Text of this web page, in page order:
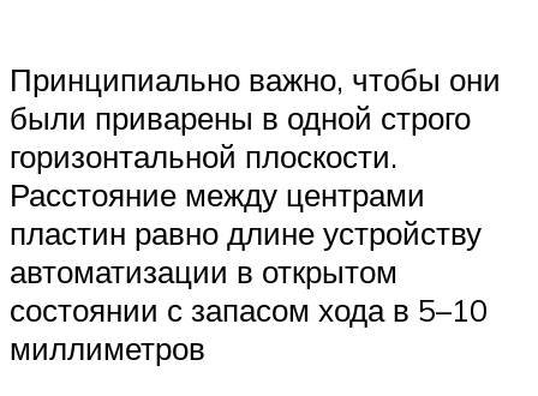
Принципиально важно, чтобы они
были приварены в одной строго
горизонтальной плоскости.
Расстояние между центрами
пластин равно длине устройству
автоматизации в открытом
состоянии с запасом хода в 5–10
миллиметров